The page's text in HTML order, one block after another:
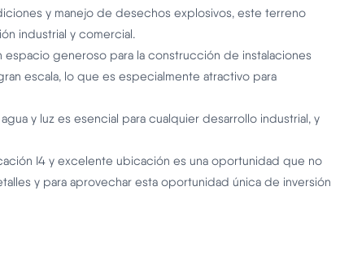
y manejo de desechos explosivos, este terreno
industrial y comercial.
espacio generoso para la construcción de instalaciones
escala, lo que es especialmente atractivo para
y luz es esencial para cualquier desarrollo industrial, y
I4 y excelente ubicación es una oportunidad que no
y para aprovechar esta oportunidad única de inversión